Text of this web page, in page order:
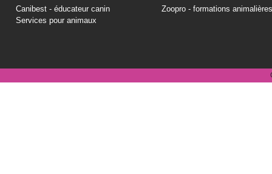
Canibest - éducateur canin
Services pour animaux
Zoopro - formations animalières